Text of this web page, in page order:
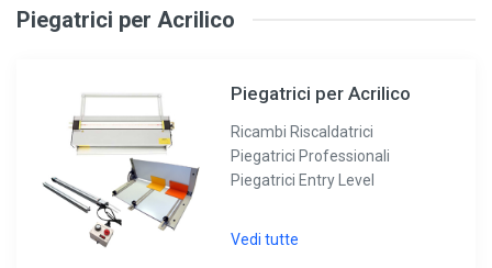
Piegatrici per Acrilico
Piegatrici per Acrilico
Ricambi Riscaldatrici
Piegatrici Professionali
Piegatrici Entry Level
Vedi tutte